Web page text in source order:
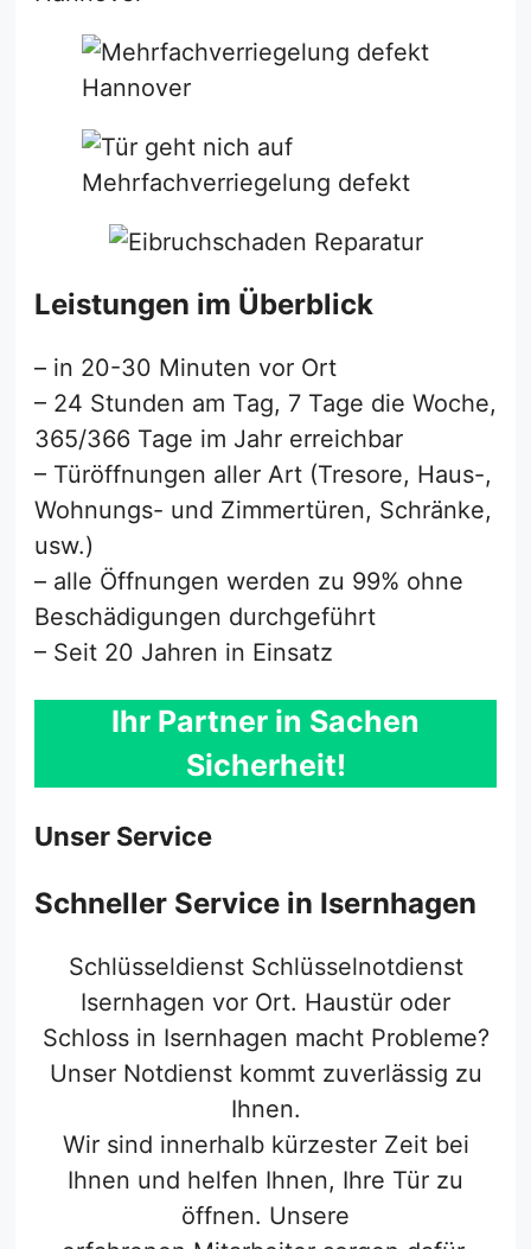
Leistungen im Überblick
– in 20-30 Minuten vor Ort
– 24 Stunden am Tag, 7 Tage die Woche,
365/366 Tage im Jahr erreichbar
– Türöffnungen aller Art (Tresore, Haus-,
Wohnungs- und Zimmertüren, Schränke,
usw.)
– alle Öffnungen werden zu 99% ohne
Beschädigungen durchgeführt
– Seit 20 Jahren in Einsatz
Ihr Partner in Sachen
Sicherheit!
Unser Service
Schneller Service in Isernhagen
Schlüsseldienst Schlüsselnotdienst
Isernhagen vor Ort. Haustür oder
Schloss in Isernhagen macht Probleme?
Unser Notdienst kommt zuverlässig zu
Ihnen.
Wir sind innerhalb kürzester Zeit bei
Ihnen und helfen Ihnen, Ihre Tür zu
öffnen. Unsere